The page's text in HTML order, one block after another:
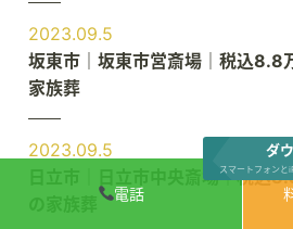
電話
ダ
スマートフォンと
2023.09.5
坂東市｜坂東市営斎場｜税込8.8
家族葬
2023.09.5
日立市｜日立市中央斎場｜税込